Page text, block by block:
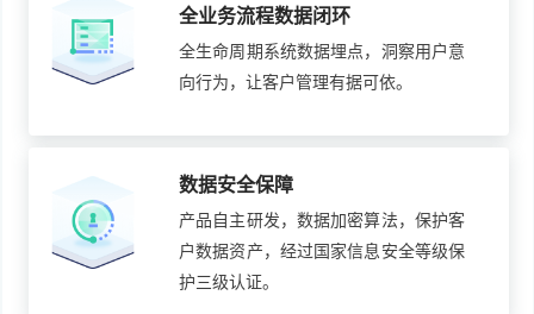
全业务流程数据闭环
全生命周期系统数据埋点，洞察用户意
向行为，让客户管理有据可依。
数据安全保障
产品自主研发，数据加密算法，保护客
户数据资产，经过国家信息安全等级保
护三级认证。